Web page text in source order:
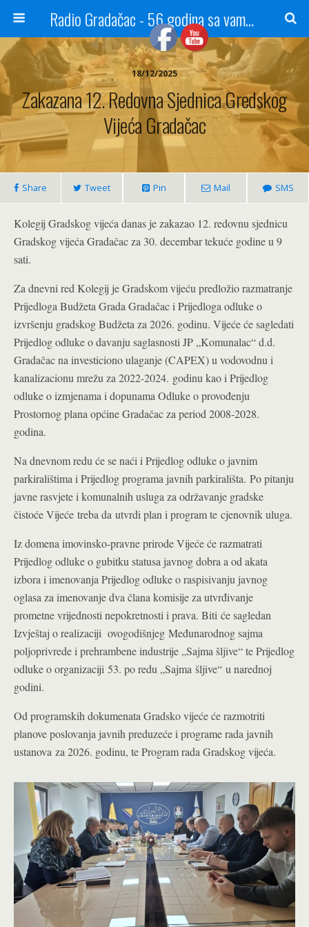
Radio Gradačac - 56 godina sa vama...
18/12/2025
Zakazana 12. Redovna Sjednica Gredskog
Vijeća Gradačac
Share Tweet Pin Mail SMS
Kolegij Gradskog vijeća danas je zakazao 12. redovnu sjednicu
Gradskog vijeća Gradačac za 30. decembar tekuće godine u 9
sati.
Za dnevni red Kolegij je Gradskom vijeću predložio razmatranje
Prijedloga Budžeta Grada Gradačac i Prijedloga odluke o
izvršenju gradskog Budžeta za 2026. godinu. Vijeće će sagledati
Prijedlog odluke o davanju saglasnosti JP „Komunalac“ d.d.
Gradačac na investiciono ulaganje (CAPEX) u vodovodnu i
kanalizacionu mrežu za 2022-2024. godinu kao i Prijedlog
odluke o izmjenama i dopunama Odluke o provođenju
Prostornog plana općine Gradačac za period 2008-2028.
godina.
Na dnevnom redu će se naći i Prijedlog odluke o javnim
parkiralištima i Prijedlog programa javnih parkirališta. Po pitanju
javne rasvjete i komunalnih usluga za održavanje gradske
čistoće Vijeće treba da utvrdi plan i program te cjenovnik uluga.
Iz domena imovinsko-pravne prirode Vijeće će razmatrati
Prijedlog odluke o gubitku statusa javnog dobra a od akata
izbora i imenovanja Prijedlog odluke o raspisivanju javnog
oglasa za imenovanje dva člana komisije za utvrđivanje
prometne vrijednosti nepokretnosti i prava. Biti će sagledan
Izvještaj o realizaciji ovogodišnjeg Međunarodnog sajma
poljoprivrede i prehrambene industrije „Sajma šljive“ te Prijedlog
odluke o organizaciji 53. po redu „Sajma šljive“ u narednoj
godini.
Od programskih dokumenata Gradsko vijeće će razmotriti
planove poslovanja javnih preduzeće i programe rada javnih
ustanova za 2026. godinu, te Program rada Gradskog vijeća.